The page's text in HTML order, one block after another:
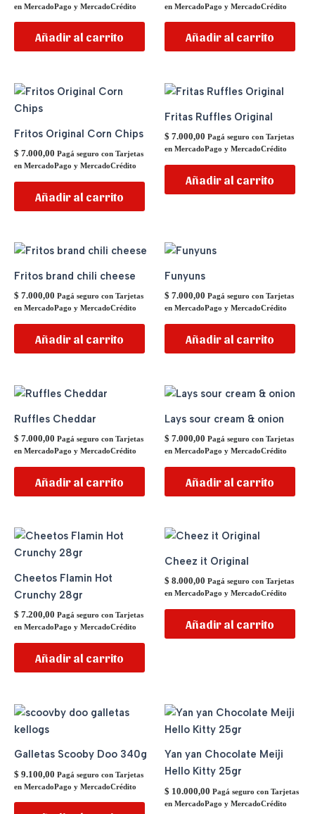
en MercadoPago y MercadoCrédito
Añadir al carrito
en MercadoPago y MercadoCrédito
Añadir al carrito
Fritos Original Corn Chips
$ 7.000,00 Pagá seguro con Tarjetas
en MercadoPago y MercadoCrédito
Añadir al carrito
Fritas Ruffles Original
$ 7.000,00 Pagá seguro con Tarjetas
en MercadoPago y MercadoCrédito
Añadir al carrito
Fritos brand chili cheese
$ 7.000,00 Pagá seguro con Tarjetas
en MercadoPago y MercadoCrédito
Añadir al carrito
Funyuns
$ 7.000,00 Pagá seguro con Tarjetas
en MercadoPago y MercadoCrédito
Añadir al carrito
Ruffles Cheddar
$ 7.000,00 Pagá seguro con Tarjetas
en MercadoPago y MercadoCrédito
Añadir al carrito
Lays sour cream & onion
$ 7.000,00 Pagá seguro con Tarjetas
en MercadoPago y MercadoCrédito
Añadir al carrito
Cheetos Flamin Hot
Crunchy 28gr
$ 7.200,00 Pagá seguro con Tarjetas
en MercadoPago y MercadoCrédito
Añadir al carrito
Cheez it Original
$ 8.000,00 Pagá seguro con Tarjetas
en MercadoPago y MercadoCrédito
Añadir al carrito
Galletas Scooby Doo 340g
$ 9.100,00 Pagá seguro con Tarjetas
en MercadoPago y MercadoCrédito
Yan yan Chocolate Meiji
Hello Kitty 25gr
$ 10.000,00 Pagá seguro con Tarjetas
en MercadoPago y MercadoCrédito